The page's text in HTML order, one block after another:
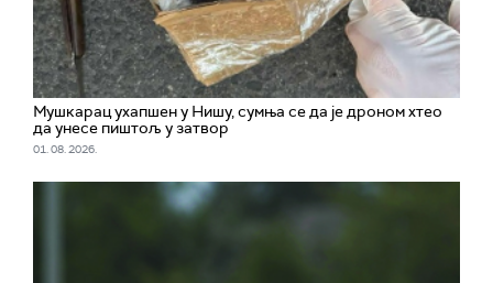
Мушкарац ухапшен у Нишу, сумња се да је дроном хтео
да унесе пиштољ у затвор
01. 08. 2026.